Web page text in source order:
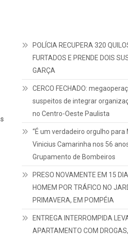
POLÍCIA RECUPERA 320
FURTADOS E PRENDE DOIS
GARÇA
CERCO FECHADO:
suspeitos de integrar
no Centro-Oeste Paulista
“É um verdadeiro orgulho para
Vinicius Camarinha nos 56
Grupamento de Bombeiros
PRESO NOVAMENTE EM 15
HOMEM POR TRÁFICO NO
PRIMAVERA, EM POMPÉIA
ENTREGA INTERROMPIDA
APARTAMENTO COM